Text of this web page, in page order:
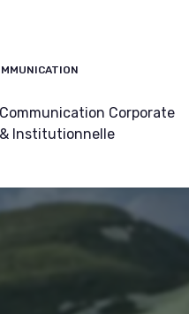
Communication Corporate
& Institutionnelle